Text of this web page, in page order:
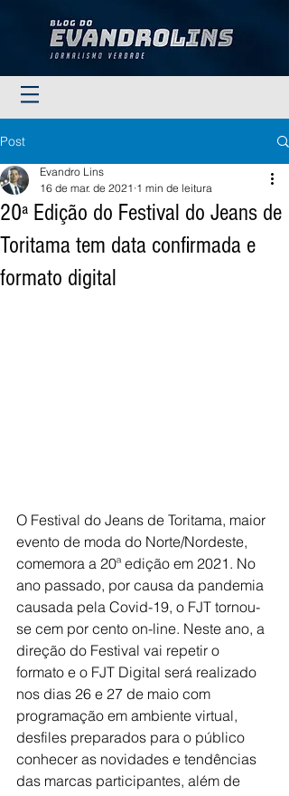
Post
20ª Edição do Festival do Jeans de
Toritama tem data confirmada e
formato digital
Evandro Lins
16 de mar. de 2021 1 min de leitura
O Festival do Jeans de Toritama, maior
evento de moda do Norte/Nordeste,
comemora a 20ª edição em 2021. No
ano passado, por causa da pandemia
causada pela Covid-19, o FJT tornou-
se cem por cento on-line. Neste ano, a
direção do Festival vai repetir o
formato e o FJT Digital será realizado
nos dias 26 e 27 de maio com
programação em ambiente virtual,
desfiles preparados para o público
conhecer as novidades e tendências
das marcas participantes, além de